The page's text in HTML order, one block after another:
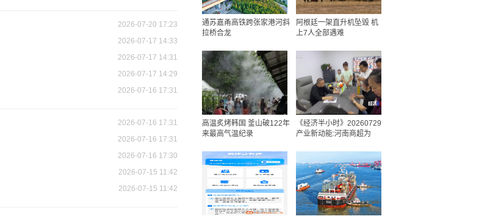
2026-07-20 17:23
2026-07-17 14:33
2026-07-17 14:31
2026-07-17 14:29
2026-07-16 17:31
2026-07-16 17:31
2026-07-16 17:31
2026-07-16 17:30
2026-07-15 11:42
2026-07-15 11:42
通苏嘉甬高铁跨张家港河斜
拉桥合龙
阿根廷一架直升机坠毁 机
上7人全部遇难
高温炙烤韩国 釜山破122年
来最高气温纪录
《经济半小时》20260729
产业新动能:河南商超为